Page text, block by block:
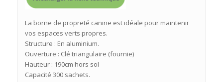
La borne de propreté canine est idéale pour maintenir
vos espaces verts propres.
Structure : En aluminium.
Ouverture : Clé triangulaire (fournie)
Hauteur : 190cm hors sol
Capacité 300 sachets.